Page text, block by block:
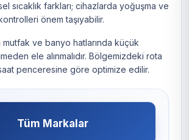
sıcaklık farkları; cihazlarda yoğuşma ve
önem taşıyabilir.
mutfak ve banyo hatlarında küçük
ele alınmalıdır. Bölgemizdeki rota
penceresine göre optimize edilir.
Tüm Markalar